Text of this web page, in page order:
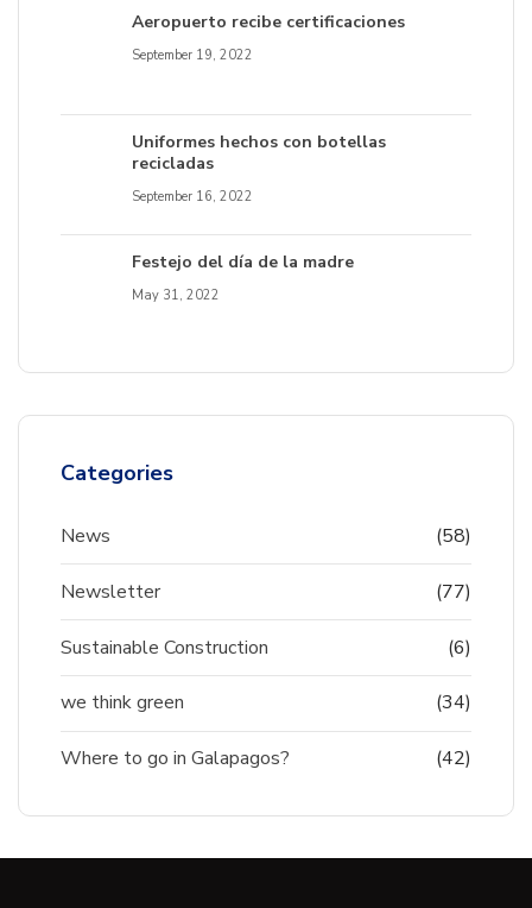
Aeropuerto recibe certificaciones
September 19, 2022
Uniformes hechos con botellas
recicladas
September 16, 2022
Festejo del día de la madre
May 31, 2022
Categories
News (58)
Newsletter (77)
Sustainable Construction (6)
we think green (34)
Where to go in Galapagos? (42)